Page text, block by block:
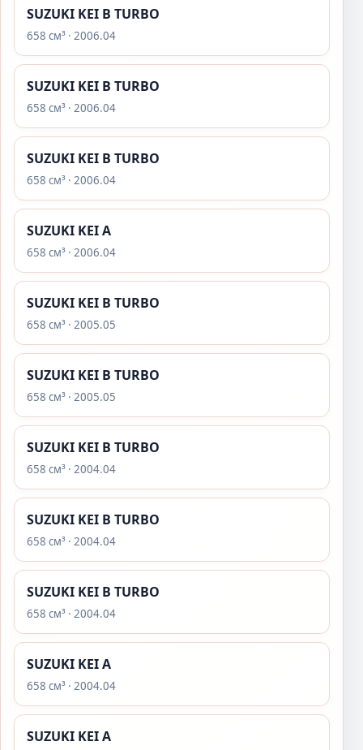
SUZUKI KEI B TURBO
658 см³ · 2006.04
SUZUKI KEI B TURBO
658 см³ · 2006.04
SUZUKI KEI B TURBO
658 см³ · 2006.04
SUZUKI KEI A
658 см³ · 2006.04
SUZUKI KEI B TURBO
658 см³ · 2005.05
SUZUKI KEI B TURBO
658 см³ · 2005.05
SUZUKI KEI B TURBO
658 см³ · 2004.04
SUZUKI KEI B TURBO
658 см³ · 2004.04
SUZUKI KEI B TURBO
658 см³ · 2004.04
SUZUKI KEI A
658 см³ · 2004.04
SUZUKI KEI A